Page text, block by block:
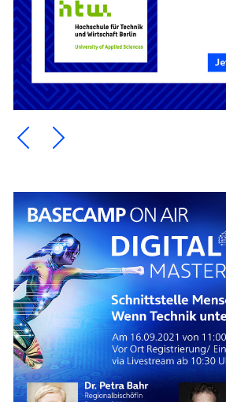
Ein Element zurück blättern
Ein Element weiter blättern